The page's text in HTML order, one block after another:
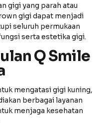
gigi yang parah atau
gigi dapat menjadi
seluruh permukaan
serta estetika gigi.
Q Smile
mengatasi gigi kuning,
berbagai layanan
menjaga kesehatan